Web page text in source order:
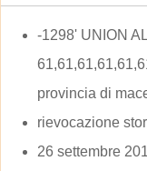
-1298' UNION
provincia di
rievocazione
26 settembre